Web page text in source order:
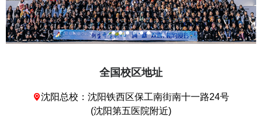
全国校区地址
沈阳总校：沈阳铁西区保工南街南十一路24号
(沈阳第五医院附近)